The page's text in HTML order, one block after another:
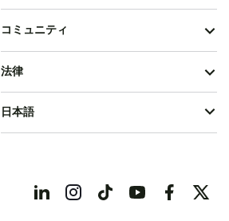
コミュニティ
法律
日本語